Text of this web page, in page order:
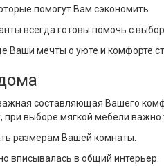
помогут Вам сэкономить.
всегда готовы помочь с
Ваши мечты о уюте и комфорте
составляющая Вашего
выборе мягкой мебели
размерам Вашей комнаты.
вписывалась в общий интерьер.